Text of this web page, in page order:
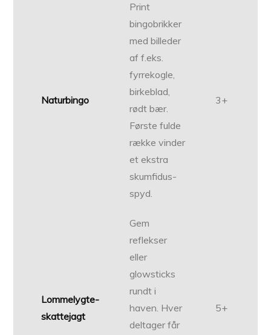
Naturbingo
Print
bingobrikker
med billeder
af f.eks.
fyrrekogle,
birkeblad,
rødt bær.
Første fulde
række vinder
et ekstra
skumfidus-
spyd.
3+
Lommelygte-
skattejagt
Gem
reflekser
eller
glowsticks
rundt i
haven. Hver
deltager får
5+